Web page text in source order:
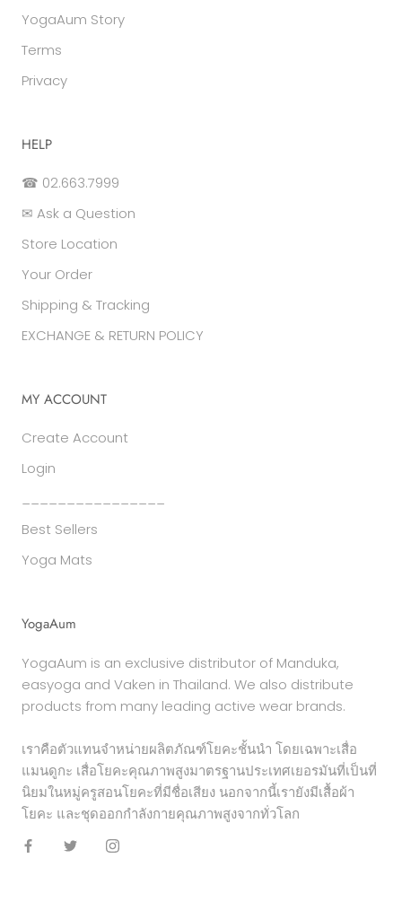
YogaAum Story
Terms
Privacy
HELP
☎ 02.663.7999
✉ Ask a Question
Store Location
Your Order
Shipping & Tracking
EXCHANGE & RETURN POLICY
MY ACCOUNT
Create Account
Login
Best Sellers
Yoga Mats
YogaAum
YogaAum is an exclusive distributor of Manduka,
easyoga and Vaken in Thailand. We also distribute
products from many leading active wear brands.
เราคือตัวแทนจำหน่ายผลิตภัณฑ์โยคะชั้นนำ โดยเฉพาะเสื่อ
แมนดูกะ เสื่อโยคะคุณภาพสูงมาตรฐานประเทศเยอรมันที่เป็นที่
นิยมในหมู่ครูสอนโยคะที่มีชื่อเสียง นอกจากนี้เรายังมีเสื้อผ้า
โยคะ และชุดออกกำลังกายคุณภาพสูงจากทั่วโลก